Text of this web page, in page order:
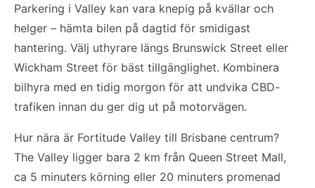
Parkering i Valley kan vara knepig på kvällar och
helger – hämta bilen på dagtid för smidigast
hantering. Välj uthyrare längs Brunswick Street eller
Wickham Street för bäst tillgänglighet. Kombinera
bilhyra med en tidig morgon för att undvika CBD-
trafiken innan du ger dig ut på motorvägen.
Hur nära är Fortitude Valley till Brisbane centrum?
The Valley ligger bara 2 km från Queen Street Mall,
ca 5 minuters körning eller 20 minuters promenad